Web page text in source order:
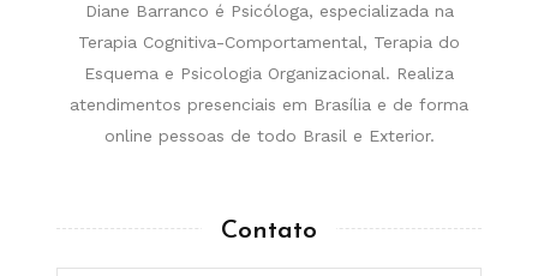
Diane Barranco é Psicóloga, especializada na
Terapia Cognitiva-Comportamental, Terapia do
Esquema e Psicologia Organizacional. Realiza
atendimentos presenciais em Brasília e de forma
online pessoas de todo Brasil e Exterior.
Contato